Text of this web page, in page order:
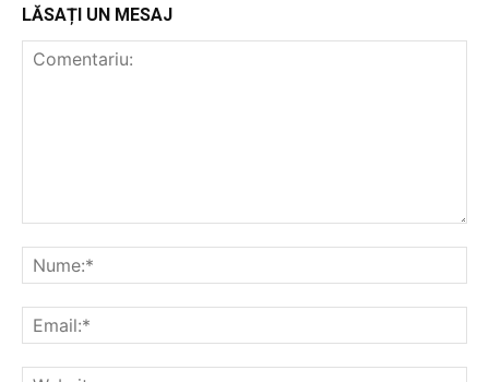
LĂSAȚI UN MESAJ